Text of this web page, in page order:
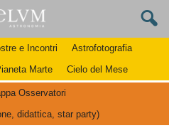
e Incontri
Astrofotografia
Marte Cielo del Mese
Osservatori
didattica, star party)